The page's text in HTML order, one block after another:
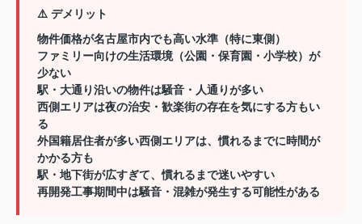
⚠️ デメリット
物件価格が名古屋市内でも高い水準 （特に東側）
ファミリー向けの生活環境（公園・保育園・小学校）が
少ない
駅・大通り沿いの物件は騒音・人通りが多い
西側エリアは夜の治安・歓楽街の存在を気にする方もい
る
外国籍居住者が多い西側エリアは、慣れるまでに時間が
かかる方も
駅・地下街が広すぎて、慣れるまで迷いやすい
再開発工事期間中は騒音・混雑が発生する可能性がある